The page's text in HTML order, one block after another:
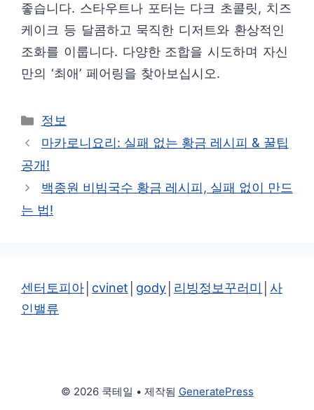
좋습니다. 스타우트나 포터는 다크 초콜릿, 치즈
케이크 등 달콤하고 묵직한 디저트와 환상적인
조화를 이룹니다. 다양한 조합을 시도하며 자신
만의 ‘최애’ 페어링을 찾아보십시오.
카
테
고
리
정보
마카로니요리: 실패 없는 황금 레시피 & 꿀팁
공개!
백종원 비빔국수 황금 레시피, 실패 없이 만드
는 법!
센터토피아 cvinet gody 리빙정보꾸러미
사
인밸류
© 2026 쿡테일 • 제작됨 GeneratePress